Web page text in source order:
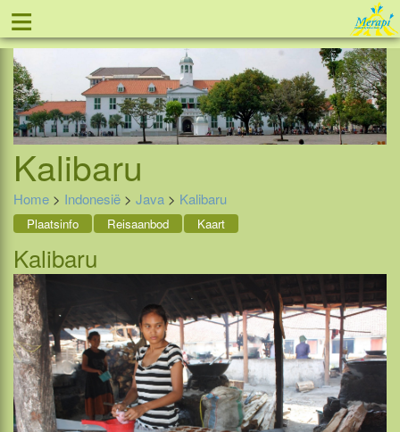
≡ Tel: 088 - 81 11 999
Kalibaru
Home > Indonesië > Java > Kalibaru
Plaatsinfo Reisaanbod Kaart
Kalibaru